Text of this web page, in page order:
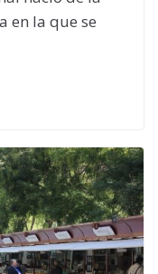
en la que se